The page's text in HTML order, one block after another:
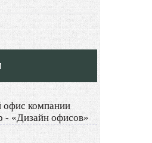
компании
- «Дизайн офисов»